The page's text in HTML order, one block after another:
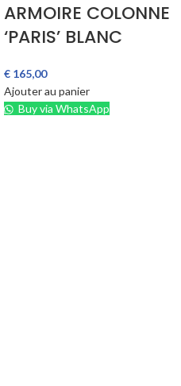
ARMOIRE COLONNE
‘PARIS’ BLANC
€ 165,00
Ajouter au panier
Buy via WhatsApp